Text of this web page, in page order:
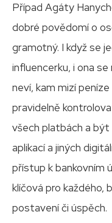
Případ Agáty
dobré povědomí o
gramotný. I když se
influencerku, i ona
neví, kam mizí
pravidelně
všech platbách a být
aplikací a jiných
přístup k bankovním
klíčová pro každého,
postavení či úspěch.